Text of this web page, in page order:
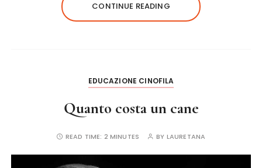
r st
CONTINUE READING
EDUCAZIONE CINOFILA
Quanto costa un cane
READ TIME: 2 MINUTES BY LAURETANA